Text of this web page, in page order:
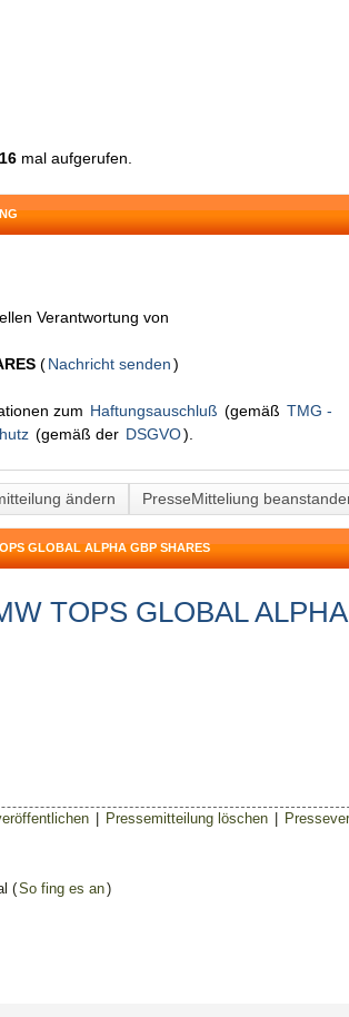
mal aufgerufen.
Verantwortung von
(Nachricht senden)
zum Haftungsauschluß (gemäß TMG -
(gemäß der DSGVO).
ändern PresseMitteliung
GLOBAL ALPHA GBP SHARES
TOPS GLOBAL
Pressemitteilung löschen
(So fing es an)